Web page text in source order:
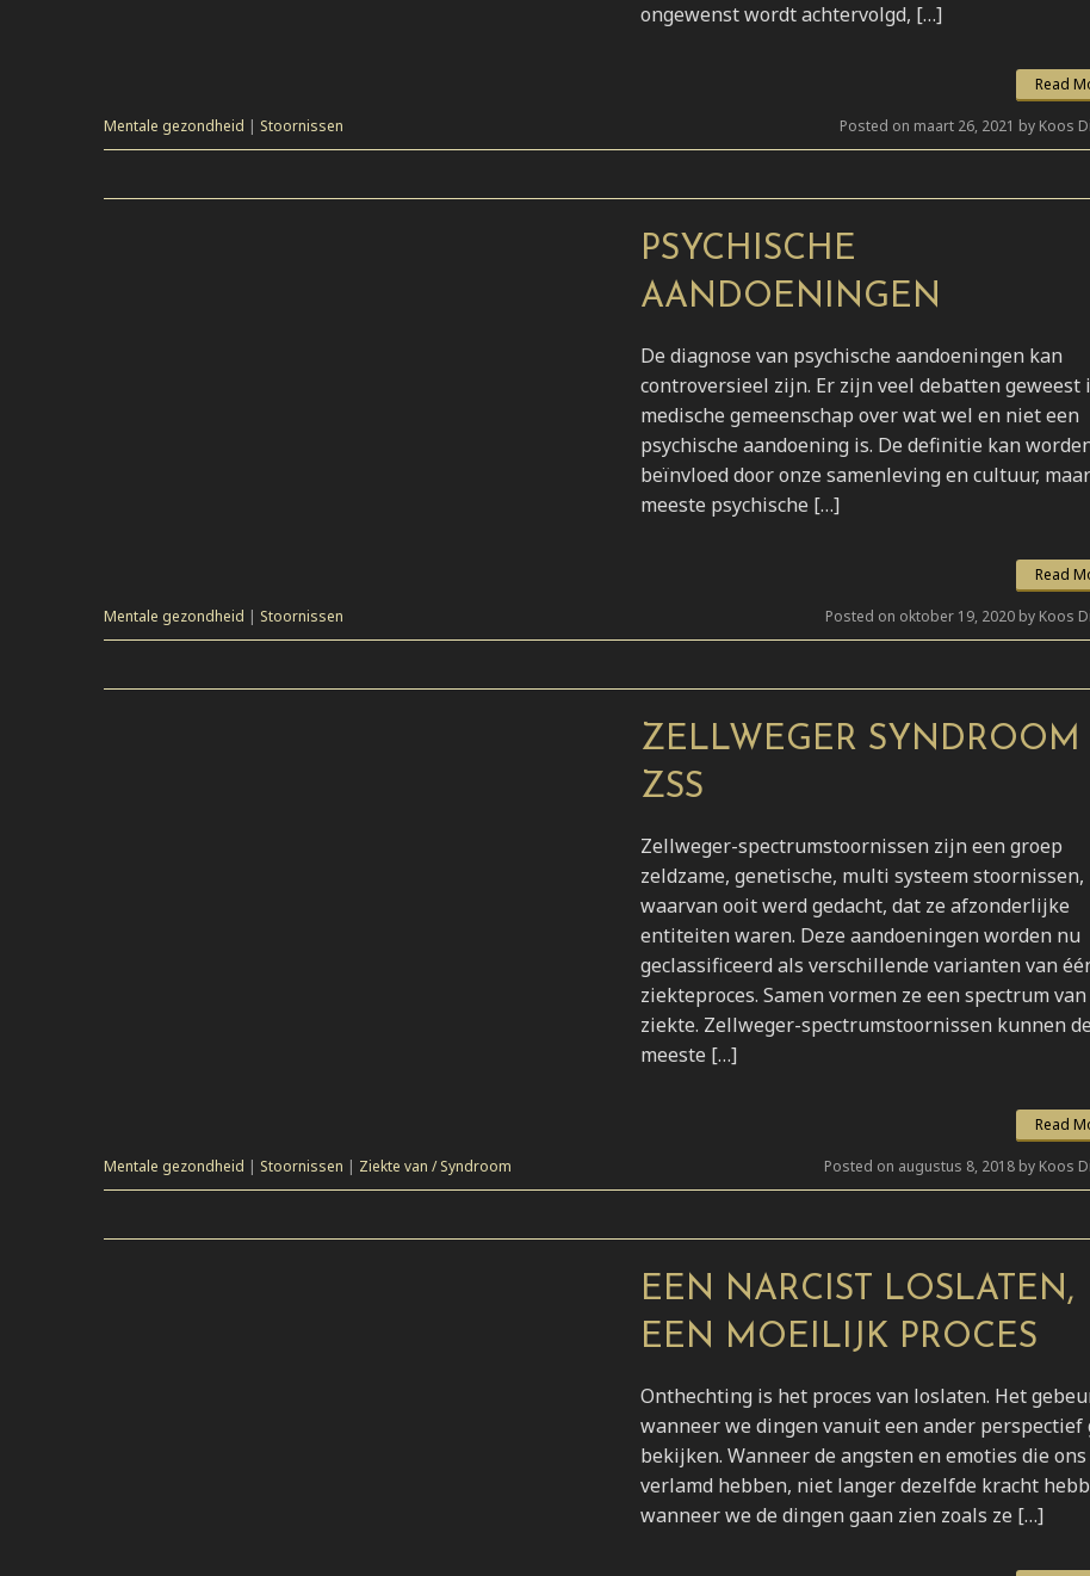
ongewenst wordt achtervolgd, […]
Read
Mentale gezondheid | Stoornissen Posted on maart 26, 2021 by Koos
PSYCHISCHE
AANDOENINGEN
De diagnose van psychische aandoeningen kan
controversieel zijn. Er zijn veel debatten geweest
medische gemeenschap over wat wel en niet een
psychische aandoening is. De definitie kan
beïnvloed door onze samenleving en cultuur,
meeste psychische […]
Read
Mentale gezondheid | Stoornissen Posted on oktober 19, 2020 by Koos
ZELLWEGER SYNDROOM
ZSS
Zellweger-spectrumstoornissen zijn een groep
zeldzame, genetische, multi systeem stoornissen,
waarvan ooit werd gedacht, dat ze afzonderlijke
entiteiten waren. Deze aandoeningen worden nu
geclassificeerd als verschillende varianten van
ziekteproces. Samen vormen ze een spectrum van
ziekte. Zellweger-spectrumstoornissen kunnen de
meeste […]
Read
Mentale gezondheid | Stoornissen | Ziekte van / Syndroom Posted on augustus 8, 2018 by Koos
EEN NARCIST LOSLATEN,
EEN MOEILIJK PROCES
Onthechting is het proces van loslaten. Het
wanneer we dingen vanuit een ander perspectief
bekijken. Wanneer de angsten en emoties die ons
verlamd hebben, niet langer dezelfde kracht
wanneer we de dingen gaan zien zoals ze […]